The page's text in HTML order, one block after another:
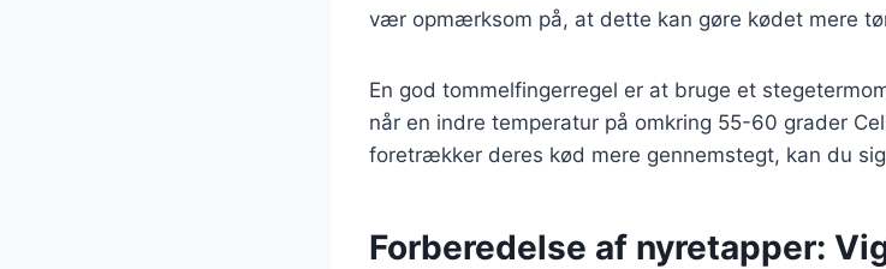
vær opmærksom på, at dette kan gøre kødet mere
En god tommelfingerregel er at bruge et
når en indre temperatur på omkring 55-60 grader
foretrækker deres kød mere gennemstegt, kan du
Forberedelse af nyretapper: